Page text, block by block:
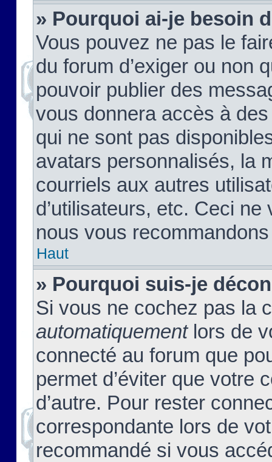
» Pourquoi ai-je besoin
Vous pouvez ne pas le
du forum d’exiger ou non
pouvoir publier des
vous donnera accès à
qui ne sont pas
avatars personnalisés, la
courriels aux autres
d’utilisateurs, etc. Ceci
nous vous
Haut
» Pourquoi suis-je
Si vous ne cochez pas la
automatiquementlors de
connecté au forum que
permet d’éviter que votre
d’autre. Pour rester
correspondante lors de
recommandé si vous